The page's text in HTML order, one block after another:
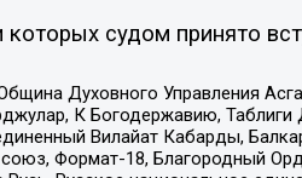
судом принято
Духовного Управления
К Богодержавию,
Вилайат Кабарды,
Формат-18, Благородный